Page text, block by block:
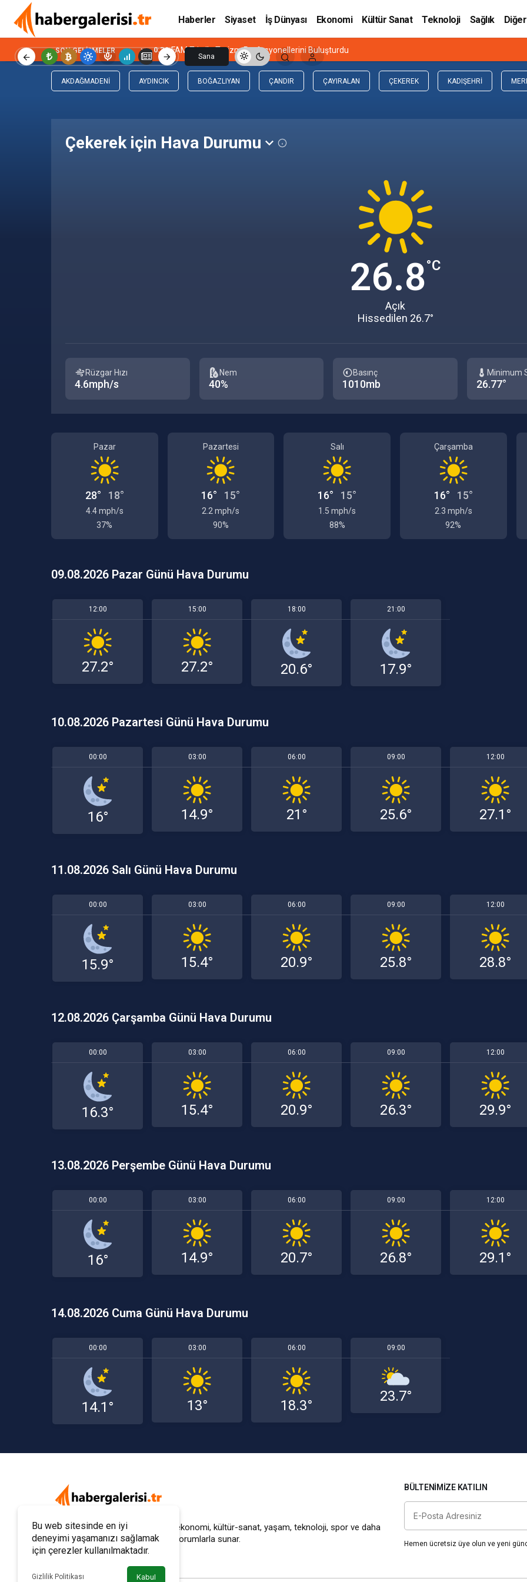
Haberler Siyaset İş Dünyası Ekonomi Kültür Sanat Teknoloji Sağlık Diğer
Sana
SON GELIŞMELER 0:34 FAM Trip ile Turizm Profesyonellerini Buluşturdu
AKDAĞMADENI AYDINCIK BOĞAZLIYAN ÇANDIR ÇAYIRALAN ÇEKEREK KADIŞEHRI
Çekerek için Hava Durumu
26.8°C
Açık
Hissedilen 26.7°
Rüzgar Hızı
4.6mph/s
Nem
40%
Basınç
1010mb
Minimum
26.77°
Pazar
28° 18°
4.4 mph/s
37%
Pazartesi
16° 15°
2.2 mph/s
90%
Salı
16° 15°
1.5 mph/s
88%
Çarşamba
16° 15°
2.3 mph/s
92%
09.08.2026 Pazar Günü Hava Durumu
12:00
27.2°
15:00
27.2°
18:00
20.6°
21:00
17.9°
10.08.2026 Pazartesi Günü Hava Durumu
00:00
16°
03:00
14.9°
06:00
21°
09:00
25.6°
12:00
27.1°
11.08.2026 Salı Günü Hava Durumu
00:00
15.9°
03:00
15.4°
06:00
20.9°
09:00
25.8°
12:00
28.8°
12.08.2026 Çarşamba Günü Hava Durumu
00:00
16.3°
03:00
15.4°
06:00
20.9°
09:00
26.3°
12:00
29.9°
13.08.2026 Perşembe Günü Hava Durumu
00:00
16°
03:00
14.9°
06:00
20.7°
09:00
26.8°
12:00
29.1°
14.08.2026 Cuma Günü Hava Durumu
00:00
14.1°
03:00
13°
06:00
18.3°
09:00
23.7°
Bu web sitesinde en iyi
deneyimi yaşamanızı sağlamak
için çerezler kullanılmaktadır.
Gizlilik Politikası Kabul
Haber Galerisi; gündem, siyaset, ekonomi, kültür-sanat, yaşam, teknoloji, spor ve daha
fazlasınıtarafsız bakışve güçlü yorumlarla sunar.
BÜLTENIMIZE KATILIN
Hemen ücretsiz üye olun ve yeni